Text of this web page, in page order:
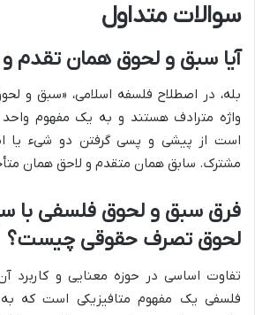
سوالات متداول
آیا سبق و لحوق همان تقدم
بله، در اصطلاح فلسفه اسلامی، «سبق و
واژه مترادف هستند و به یک مفهوم واحد
است از پیشی و پسی گرفتن دو شیء یا
مشترک. سابق همان متقدم و لاحق همان
فرق سبق و لحوق فلسفی با
لحوق تصرف حقوقی چیست؟
تفاوت اساسی در حوزه معنایی و
فلسفی یک مفهوم متافیزیکی است که